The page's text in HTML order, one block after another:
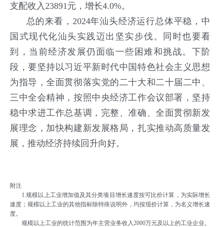
支配收入23891元，增长4.0%。
总的来看，2024年汕头经济运行总体平稳，中
国式现代化汕头实践迈出坚实步伐。同时也要看
到，当前经济发展仍面临一些困难和挑战。下阶
段，要坚持以习近平新时代中国特色社会主义思想
为指导，全面贯彻落实党的二十大和二十届二中、
三中全会精神，按照中央经济工作会议部署，坚持
稳中求进工作总基调，完整、准确、全面贯彻新发
展理念，加快构建新发展格局，扎实推动高质量发
展，推动经济持续回升向好。
附注
1.规模以上工业增加值及其分类项目增长速度按可比价计算，为实际增长
速度；规模以上工业的其他指标除特殊说明外，均按现价计算，为名义增长速
度。
规模以上工业的统计范围为年主营业务收入2000万元及以上的工业企业。